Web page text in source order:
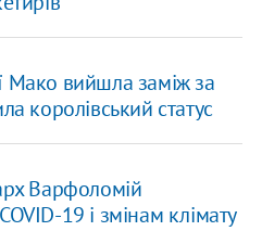
Мако вийшла заміж за
королівський статус
Варфоломій
19 і змінам клімату